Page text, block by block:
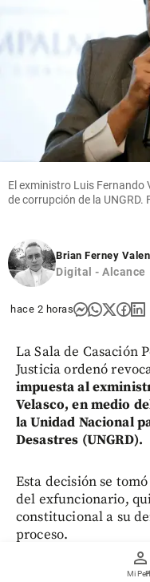
person
Mi
El exministro Luis Fernando
de corrupción de la UNGRD.
Brian Ferney
Digital - Alcance
hace 2 horas
La Sala de Casación
Justicia ordenó
impuesta al
Velasco, en medio
la Unidad Nacional
Desastres (UNGRD).
Esta decisión se
del exfuncionario,
constitucional a su
proceso.